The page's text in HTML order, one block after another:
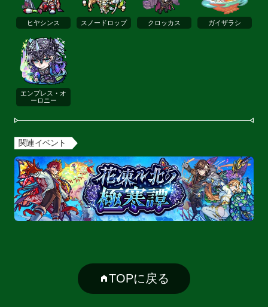
ヒヤシンス スノードロップ クロッカス ガイザラシ
エンプレス・オ
ーロニー
関連イベント
TOPに戻る